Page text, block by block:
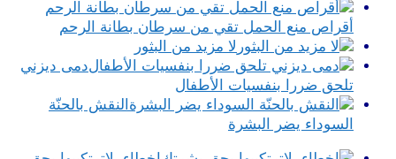
أقراص منع الحمل تقي من سرطان بطانة الرحم
لا مزيد من البثور
دمى ديزني
تلحق ضررا بنفسيات الأطفال
النقش بالحنّة
السوداء يضر البشرة